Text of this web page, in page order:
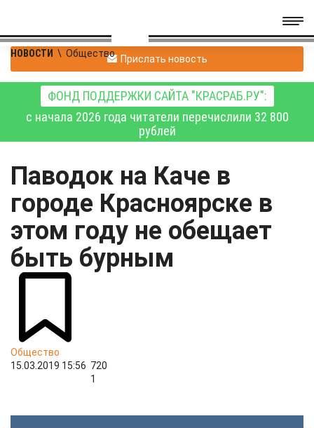
НОВОСТИ \ Общество Прислать новость
ФОНД ПОДДЕРЖКИ САЙТА "КРАСРАБ.РУ":
с начала 2026 года читатели перечислили 32 800
рублей
Паводок на Каче в
городе Красноярске в
этом году не обещает
быть бурным
Общество
15.03.2019 15:56 720
1